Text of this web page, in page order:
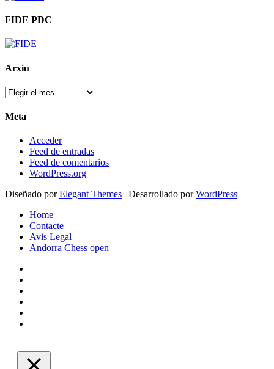
FIDE PDC
Arxiu
Arxiu
Meta
Acceder
Feed de entradas
Feed de comentarios
WordPress.org
Diseñado porElegant Themes | Desarrollado porWordPress
Home
Contacte
Avis Legal
Andorra Chess open